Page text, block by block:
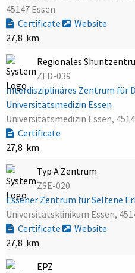
45147 Essen
Certificate
Website
27,8 km
Regionales
ZFD-039
Interdisziplinäres Zentrum für
Universitätsmedizin Essen
Universitätsmedizin Essen,
Certificate
27,8 km
Typ A Zentrum
ZSE-020
Essener Zentrum für Seltene
Universitätsklinikum Essen,
Certificate
Website
27,8 km
EPZ